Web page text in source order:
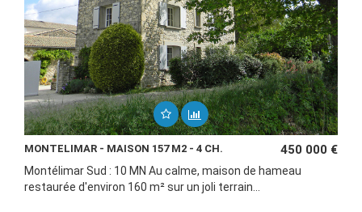
MONTELIMAR - MAISON 157 M2 - 4 CH. 450 000 €
Montélimar Sud : 10 MN Au calme, maison de hameau
restaurée d'environ 160 m² sur un joli terrain...